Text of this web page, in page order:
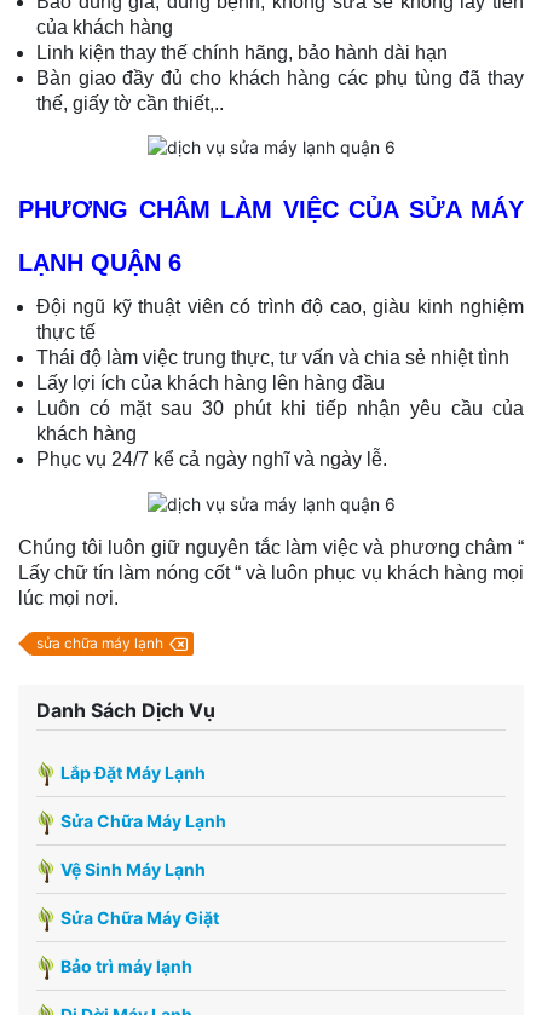
của khách hàng
Linh kiện thay thế chính hãng, bảo hành dài hạn
Bàn giao đầy đủ cho khách hàng các phụ tùng đã thay
thế, giấy tờ cần thiết,..
PHƯƠNG CHÂM LÀM VIỆC CỦA SỬA MÁY
LẠNH QUẬN 6
Đội ngũ kỹ thuật viên có trình độ cao, giàu kinh nghiệm
thực tế
Thái độ làm việc trung thực, tư vấn và chia sẻ nhiệt tình
Lấy lợi ích của khách hàng lên hàng đầu
Luôn có mặt sau 30 phút khi tiếp nhận yêu cầu của
khách hàng
Phục vụ 24/7 kể cả ngày nghĩ và ngày lễ.
Chúng tôi luôn giữ nguyên tắc làm việc và phương châm “
Lấy chữ tín làm nóng cốt “ và luôn phục vụ khách hàng mọi
lúc mọi nơi.
sửa chữa máy lạnh
Danh Sách Dịch Vụ
Lắp Đặt Máy Lạnh
Sửa Chữa Máy Lạnh
Vệ Sinh Máy Lạnh
Sửa Chữa Máy Giặt
Bảo trì máy lạnh